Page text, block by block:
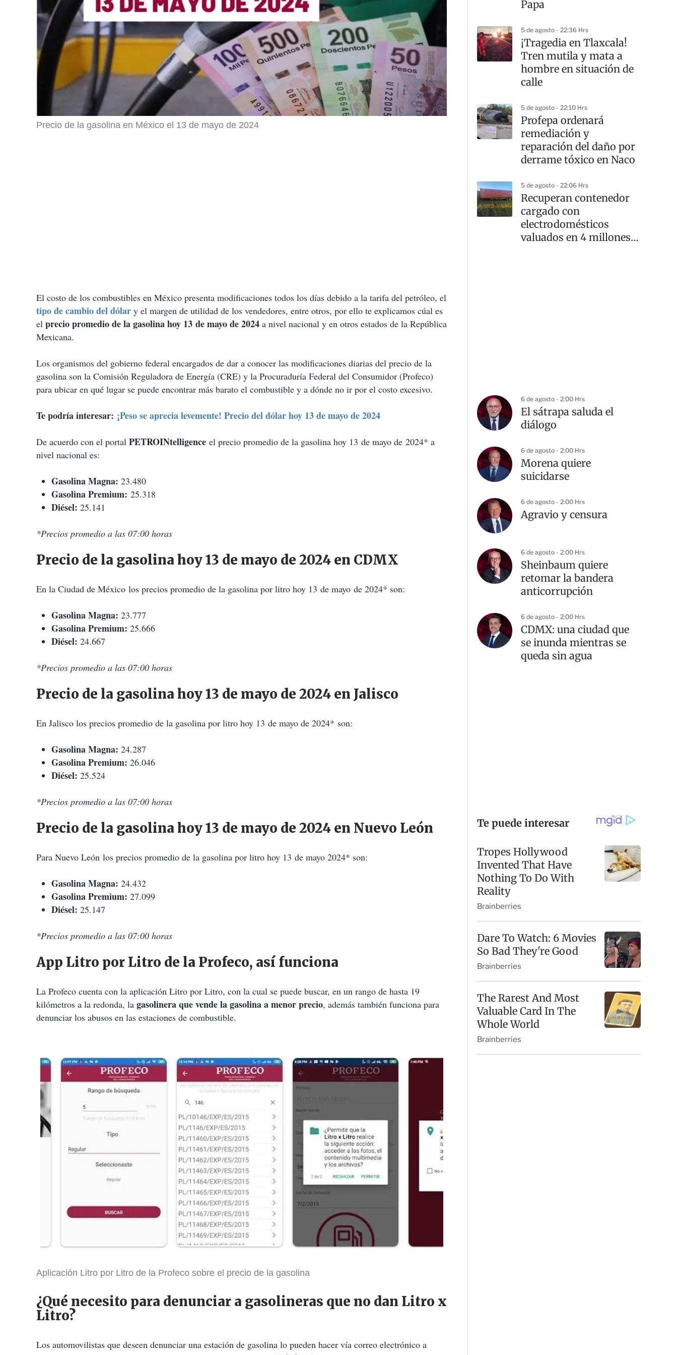
Precio de la gasolina en México el 13 de mayo de 2024
El costo de los combustibles en México presenta modificaciones todos los días debido a la tarifa del petróleo, el
tipo de cambio del dólar y el margen de utilidad de los vendedores, entre otros, por ello te explicamos cúal es
el precio promedio de la gasolina hoy 13 de mayo de 2024 a nivel nacional y en otros estados de la República
Mexicana.
Los organismos del gobierno federal encargados de dar a conocer las modificaciones diarias del precio de la
gasolina son la Comisión Reguladora de Energía (CRE) y la Procuraduría Federal del Consumidor (Profeco)
para ubicar en qué lugar se puede encontrar más barato el combustible y a dónde no ir por el costo excesivo.
Te podría interesar: ¡Peso se aprecia levemente! Precio del dólar hoy 13 de mayo de 2024
De acuerdo con el portal PETROINtelligence el precio promedio de la gasolina hoy 13 de mayo de 2024* a
nivel nacional es:
Gasolina Magna: 23.480
Gasolina Premium: 25.318
Diésel: 25.141
*Precios promedio a las 07:00 horas
Precio de la gasolina hoy 13 de mayo de 2024 en CDMX
En la Ciudad de México los precios promedio de la gasolina por litro hoy 13 de mayo de 2024* son:
Gasolina Magna: 23.777
Gasolina Premium: 25.666
Diésel: 24.667
*Precios promedio a las 07:00 horas
Precio de la gasolina hoy 13 de mayo de 2024 en Jalisco
En Jalisco los precios promedio de la gasolina por litro hoy 13 de mayo de 2024* son:
Gasolina Magna: 24.287
Gasolina Premium: 26.046
Diésel: 25.524
*Precios promedio a las 07:00 horas
Precio de la gasolina hoy 13 de mayo de 2024 en Nuevo León
Para Nuevo León los precios promedio de la gasolina por litro hoy 13 de mayo 2024* son:
Gasolina Magna: 24.432
Gasolina Premium: 27.099
Diésel: 25.147
*Precios promedio a las 07:00 horas
App Litro por Litro de la Profeco, así funciona
La Profeco cuenta con la aplicación Litro por Litro, con la cual se puede buscar, en un rango de hasta 19
kilómetros a la redonda, la gasolinera que vende la gasolina a menor precio, además también funciona para
denunciar los abusos en las estaciones de combustible.
Aplicación Litro por Litro de la Profeco sobre el precio de la gasolina
¿Qué necesito para denunciar a gasolineras que no dan Litro x
Litro?
Los automovilistas que deseen denunciar una estación de gasolina lo pueden hacer vía correo electrónico a
Papa
5 de agosto - 22:36 Hrs
¡Tragedia en Tlaxcala!
Tren mutila y mata a
hombre en situación de
calle
5 de agosto - 22:10 Hrs
Profepa ordenará
remediación y
reparación del daño por
derrame tóxico en Naco
5 de agosto - 22:06 Hrs
Recuperan contenedor
cargado con
electrodomésticos
valuados en 4 millones
6 de agosto - 2:00 Hrs
El sátrapa saluda el
diálogo
6 de agosto - 2:00 Hrs
Morena quiere
suicidarse
6 de agosto - 2:00 Hrs
Agravio y censura
6 de agosto - 2:00 Hrs
Sheinbaum quiere
retomar la bandera
anticorrupción
6 de agosto - 2:00 Hrs
CDMX: una ciudad que
se inunda mientras se
queda sin agua